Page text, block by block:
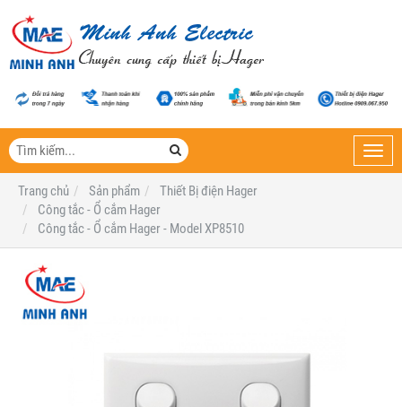
Trang chủ
Sản phẩm
Thiết Bị điện Hager
Công tắc - Ổ cắm Hager
Công tắc - Ổ cắm Hager - Model XP8510